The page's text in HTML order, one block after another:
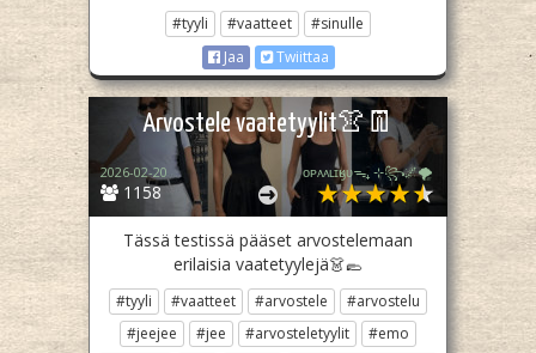
#tyyli #vaatteet
#sinulle
Jaa
Twiittaa
Arvostele vaatetyylit👚👖
1158
2026-02-20 ᴏᴘᴀᴀʟɪӄᴜᴜᯓ₊ ⊹꧂🌌🌪
Tässä testissä pääset arvostelemaan
erilaisia vaatetyylejä👗🥿
#tyyli #vaatteet #arvostele
#arvostelu
#jeejee
#jee #arvosteletyylit
#emo